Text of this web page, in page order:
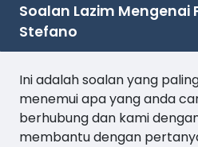
Soalan Lazim Mengenai
Stefano
Ini adalah soalan yang
menemui apa yang anda
berhubung dan kami
membantu dengan